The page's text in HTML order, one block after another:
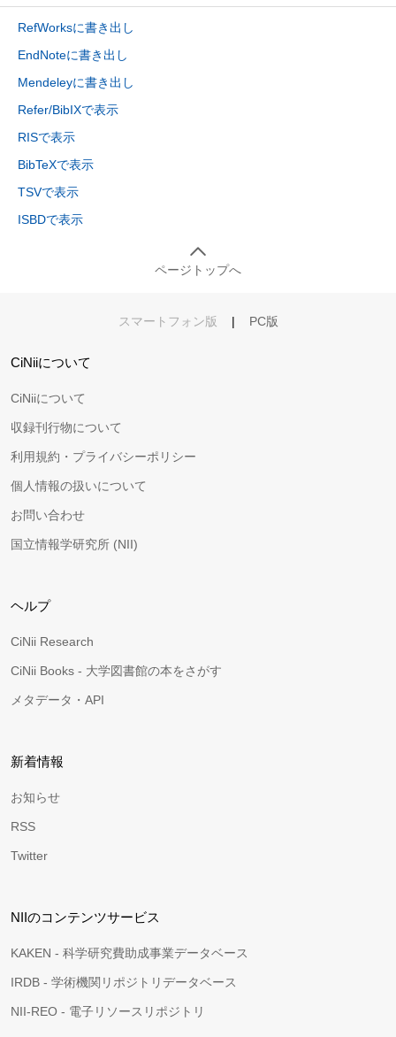
RefWorksに書き出し
EndNoteに書き出し
Mendeleyに書き出し
Refer/BibIXで表示
RISで表示
BibTeXで表示
TSVで表示
ISBDで表示
ページトップへ
スマートフォン版 | PC版
CiNiiについて
CiNiiについて
収録刊行物について
利用規約・プライバシーポリシー
個人情報の扱いについて
お問い合わせ
国立情報学研究所 (NII)
ヘルプ
CiNii Research
CiNii Books - 大学図書館の本をさがす
メタデータ・API
新着情報
お知らせ
RSS
Twitter
NIIのコンテンツサービス
KAKEN - 科学研究費助成事業データベース
IRDB - 学術機関リポジトリデータベース
NII-REO - 電子リソースリポジトリ